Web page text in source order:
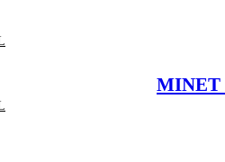
MINET